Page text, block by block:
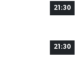
21:30
21:30